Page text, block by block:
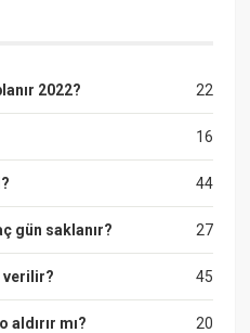
22
2022?
16
44
27
gün saklanır?
45
verilir?
20
aldırır mı?